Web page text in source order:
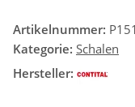
Artikelnummer:
Kategorie: Schalen
Hersteller: